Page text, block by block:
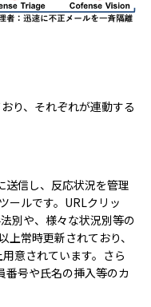
り、それぞれが連動する
送信し、反応状況を管理
ールです。URLクリッ
別や、様々な状況別等の
常時更新されており、
意されています。さら
番号や氏名の挿入等のカ